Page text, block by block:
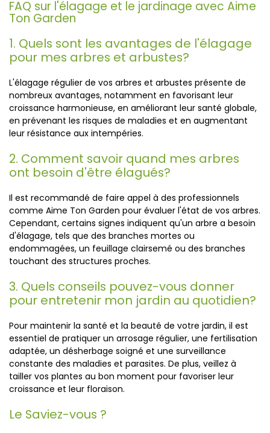
FAQ sur l'élagage et le jardinage avec Aime
Ton Garden
1. Quels sont les avantages de l'élagage
pour mes arbres et arbustes?
L'élagage régulier de vos arbres et arbustes présente de
nombreux avantages, notamment en favorisant leur
croissance harmonieuse, en améliorant leur santé globale,
en prévenant les risques de maladies et en augmentant
leur résistance aux intempéries.
2. Comment savoir quand mes arbres
ont besoin d'être élagués?
Il est recommandé de faire appel à des professionnels
comme Aime Ton Garden pour évaluer l'état de vos arbres.
Cependant, certains signes indiquent qu'un arbre a besoin
d'élagage, tels que des branches mortes ou
endommagées, un feuillage clairsemé ou des branches
touchant des structures proches.
3. Quels conseils pouvez-vous donner
pour entretenir mon jardin au quotidien?
Pour maintenir la santé et la beauté de votre jardin, il est
essentiel de pratiquer un arrosage régulier, une fertilisation
adaptée, un désherbage soigné et une surveillance
constante des maladies et parasites. De plus, veillez à
tailler vos plantes au bon moment pour favoriser leur
croissance et leur floraison.
Le Saviez-vous ?